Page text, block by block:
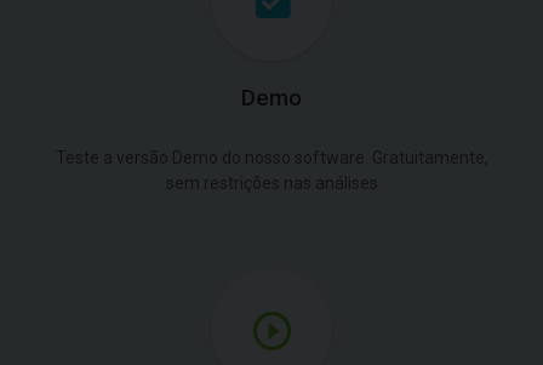
Demo
Teste a versão Demo do nosso software. Gratuitamente,
sem restrições nas análises